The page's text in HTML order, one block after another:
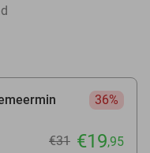
36%
€31 €19,95